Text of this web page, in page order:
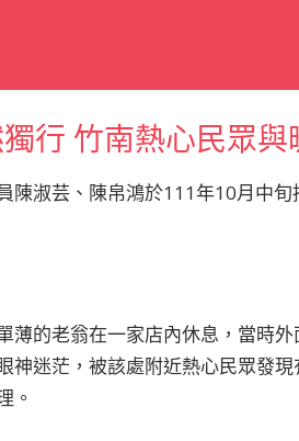
行 竹南熱心民眾
陳淑芸、陳帛鴻於111年10月中
薄的老翁在一家店內休息，當時
神迷茫，被該處附近熱心民眾發
。